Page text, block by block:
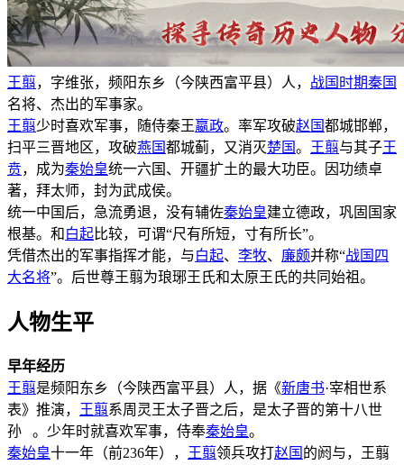
王翦，字维张，频阳东乡（今陕西富平县）人， 战国时期秦国
名将、杰出的军事家。
王翦少时喜欢军事，随侍秦王嬴政。率军攻破赵国都城邯郸，
扫平三晋地区，攻破燕国都城蓟，又消灭楚国。 王翦与其子王
贲，成为秦始皇统一六国、开疆扩土的最大功臣。因功绩卓
著，拜太师，封为武成侯。
统一中国后，急流勇退，没有辅佐秦始皇建立德政，巩固国家
根基。和 白起比较，可谓“尺有所短，寸有所长”。
凭借杰出的军事指挥才能，与白起、 李牧、 廉颇并称“战国四
大名将”。后世尊王翦为琅琊王氏和太原王氏的共同始祖。
人物生平
早年经历
王翦是频阳东乡（今陕西富平县）人，据《新唐书·宰相世系
表》推演，
王翦系周灵王太子晋之后，是太子晋的第十八世
孙 。少年时就喜欢军事，侍奉秦始皇。
秦始皇十一年（前236年）， 王翦领兵攻打赵国 的阏与，王翦